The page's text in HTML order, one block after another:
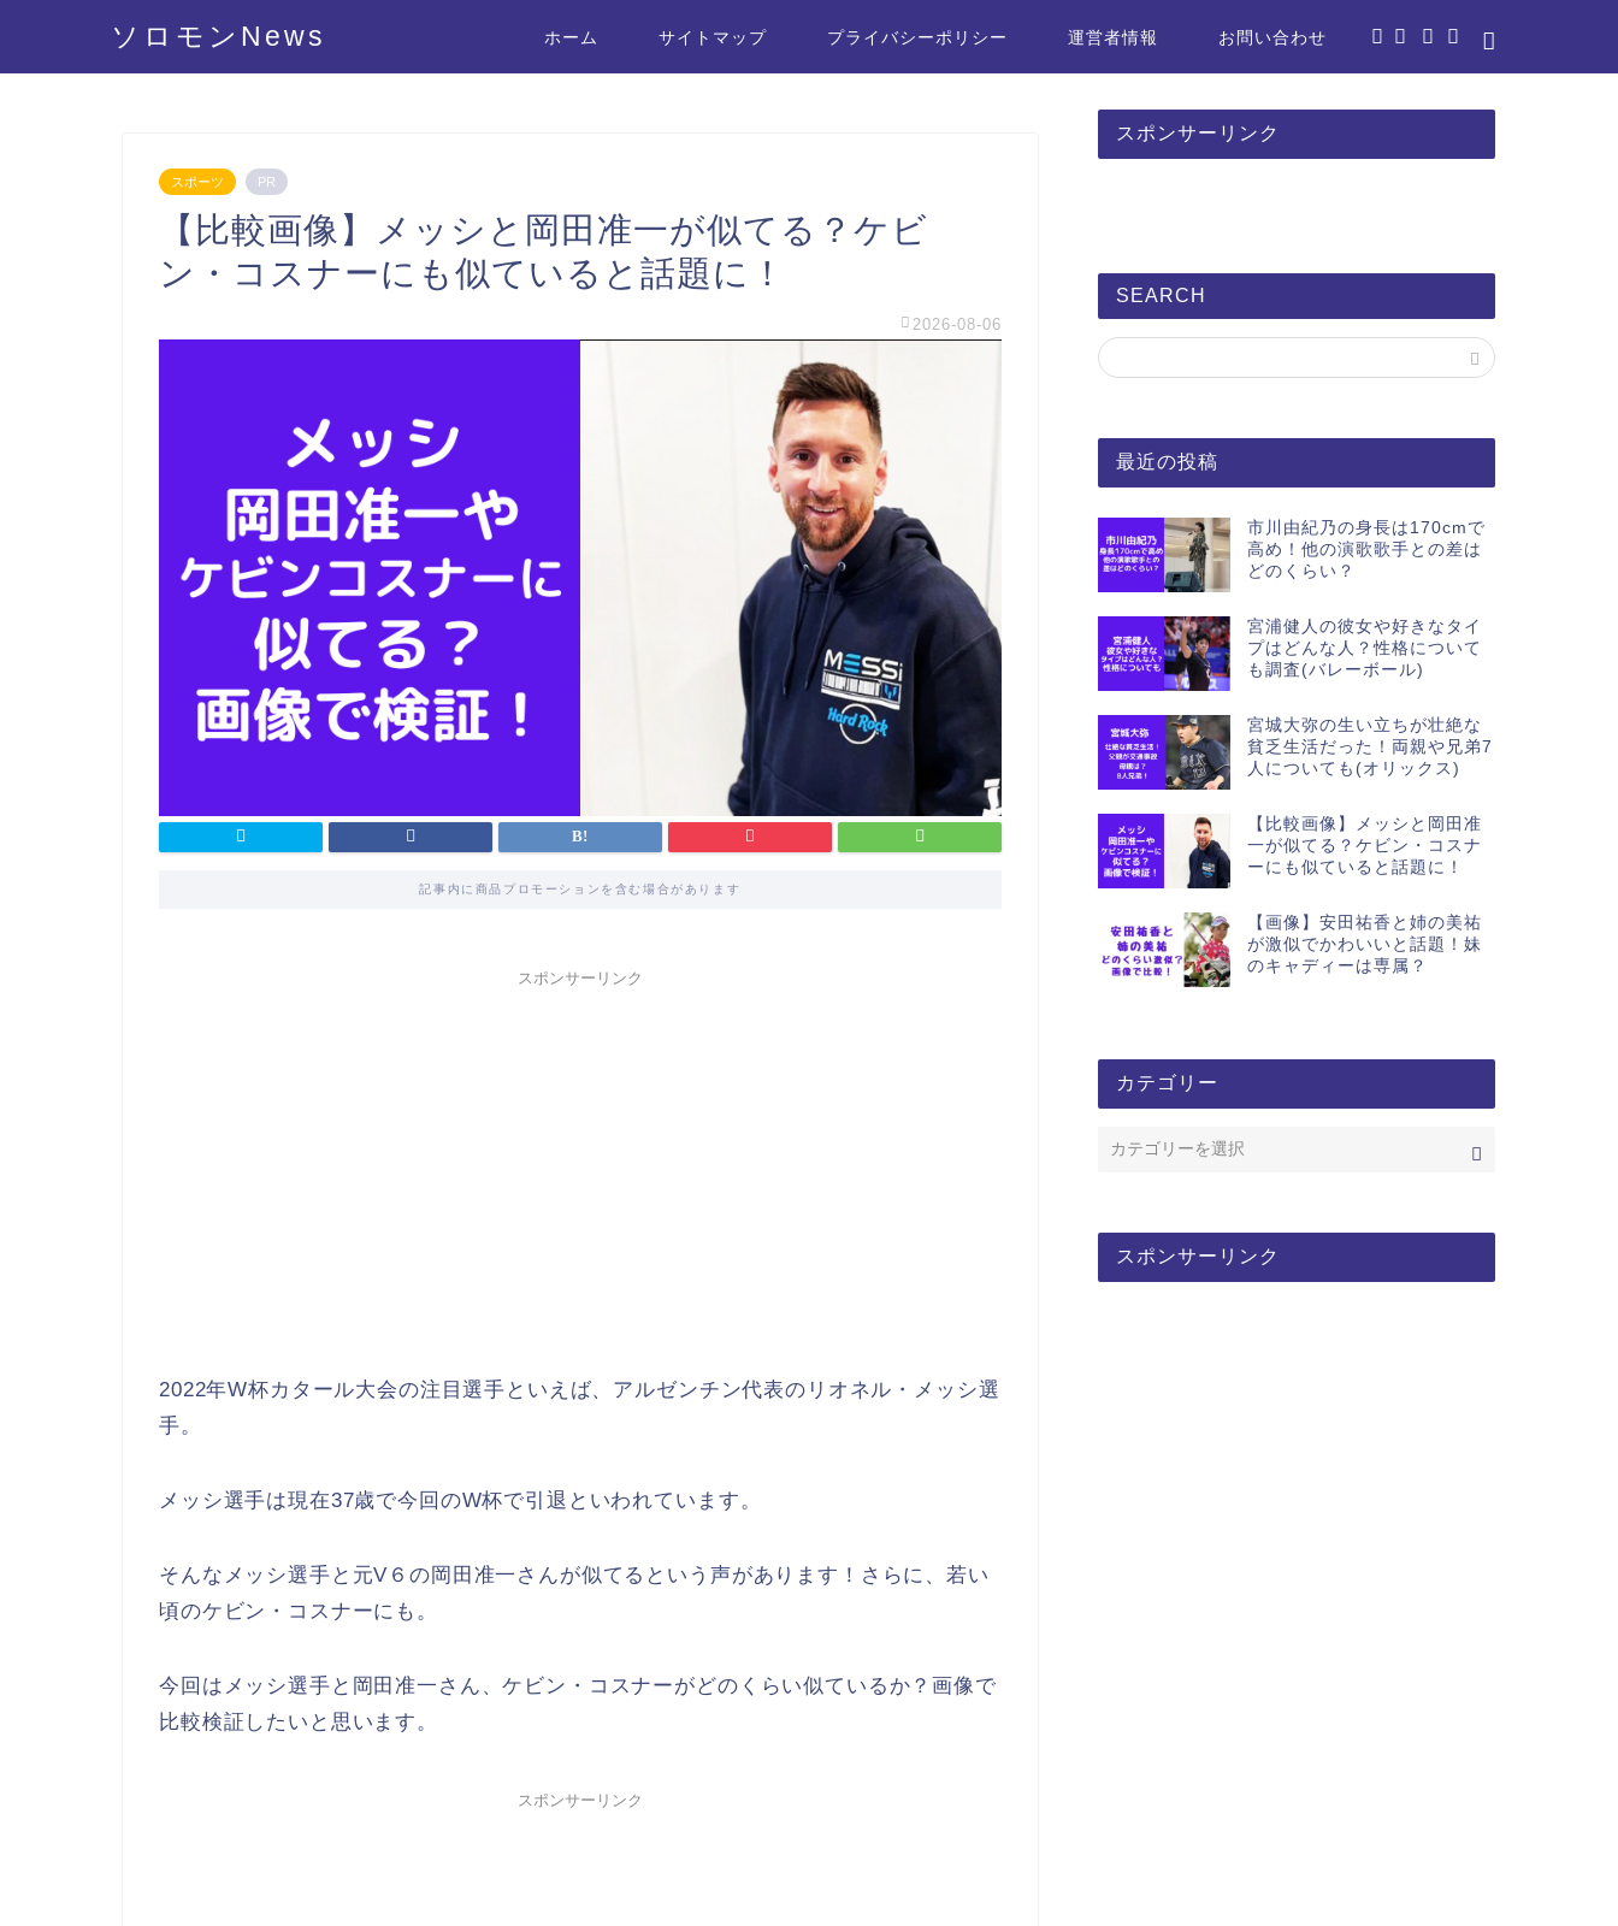
ソロモンNews ホーム サイトマップ プライバシーポリシー 運営者情報 お問い合わせ
スポーツ PR
【比較画像】メッシと岡田准一が似てる？ケビ
ン・コスナーにも似ていると話題に！
2026-08-06
記事内に商品プロモーションを含む場合があります
スポンサーリンク
2022年W杯カタール大会の注目選手といえば、アルゼンチン代表のリオネル・メッシ選
手。
メッシ選手は現在37歳で今回のW杯で引退といわれています。
そんなメッシ選手と元V６の岡田准一さんが似てるという声があります！さらに、若い
頃のケビン・コスナーにも。
今回は メッシ選手と岡田准一さん、ケビン・コスナーがどのくらい似ているか？画像で
比較検証 したいと思います。
スポンサーリンク
スポンサーリンク
SEARCH
最近の投稿
市川由紀乃の身長は170cmで
高め！他の演歌歌手との差は
どのくらい？
宮浦健人の彼女や好きなタイ
プはどんな人？性格について
も調査(バレーボール)
宮城大弥の生い立ちが壮絶な
貧乏生活だった！両親や兄弟7
人についても(オリックス)
【比較画像】メッシと岡田准
一が似てる？ケビン・コスナ
ーにも似ていると話題に！
【画像】安田祐香と姉の美祐
が激似でかわいいと話題！妹
のキャディーは専属？
カテゴリー
スポンサーリンク